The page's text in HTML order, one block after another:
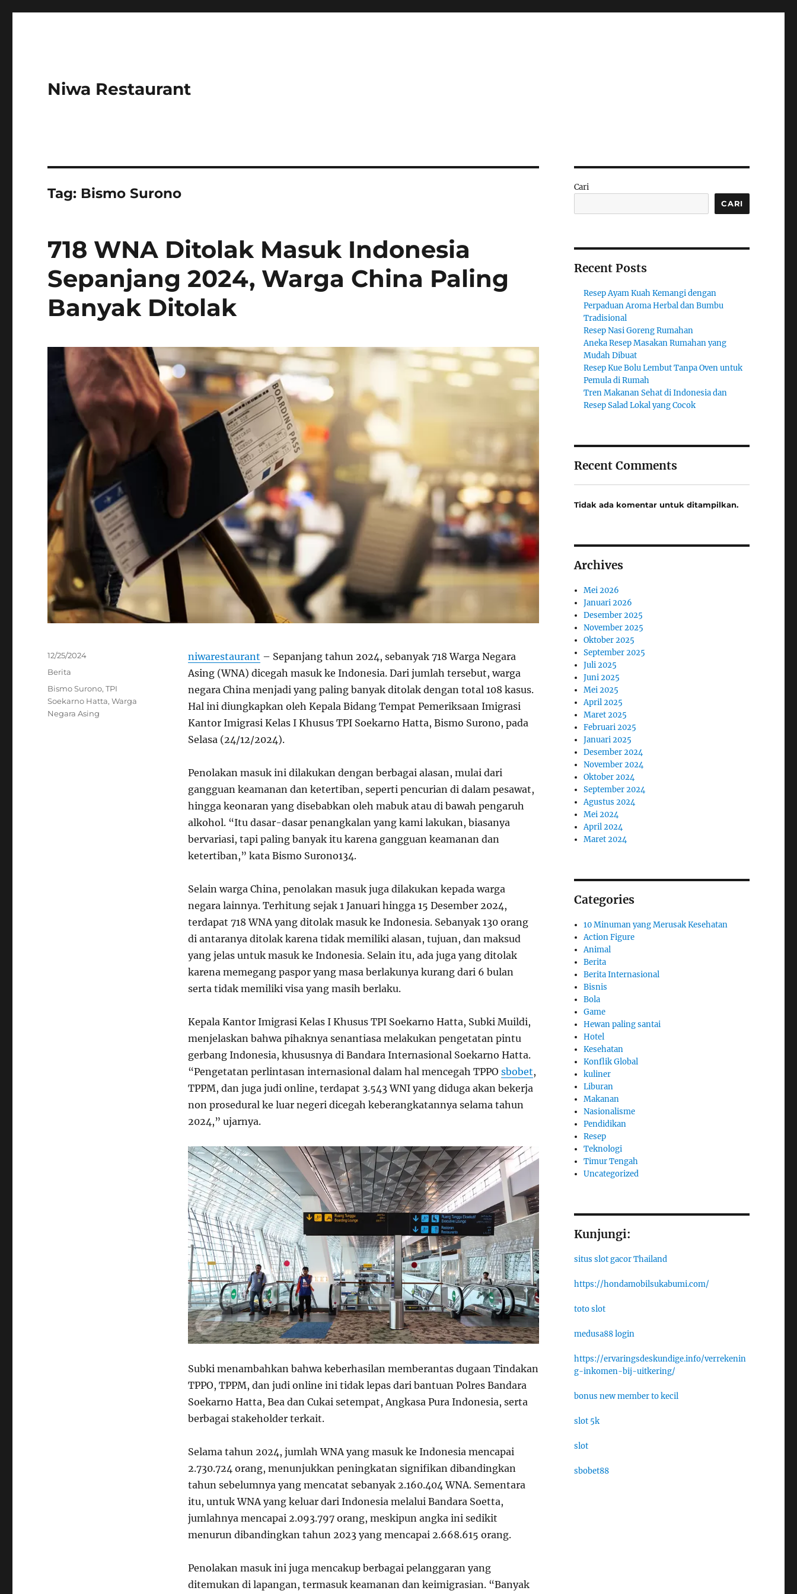
Niwa Restaurant
Tag: Bismo Surono
718 WNA Ditolak Masuk Indonesia
Sepanjang 2024, Warga China Paling
Banyak Ditolak
niwarestaurant – Sepanjang tahun 2024, sebanyak 718 Warga Negara
Asing (WNA) dicegah masuk ke Indonesia. Dari jumlah tersebut, warga
negara China menjadi yang paling banyak ditolak dengan total 108 kasus.
Hal ini diungkapkan oleh Kepala Bidang Tempat Pemeriksaan Imigrasi
Kantor Imigrasi Kelas I Khusus TPI Soekarno Hatta, Bismo Surono, pada
Selasa (24/12/2024).
Penolakan masuk ini dilakukan dengan berbagai alasan, mulai dari
gangguan keamanan dan ketertiban, seperti pencurian di dalam pesawat,
hingga keonaran yang disebabkan oleh mabuk atau di bawah pengaruh
alkohol. “Itu dasar-dasar penangkalan yang kami lakukan, biasanya
bervariasi, tapi paling banyak itu karena gangguan keamanan dan
ketertiban,” kata Bismo Surono134.
Selain warga China, penolakan masuk juga dilakukan kepada warga
negara lainnya. Terhitung sejak 1 Januari hingga 15 Desember 2024,
terdapat 718 WNA yang ditolak masuk ke Indonesia. Sebanyak 130 orang
di antaranya ditolak karena tidak memiliki alasan, tujuan, dan maksud
yang jelas untuk masuk ke Indonesia. Selain itu, ada juga yang ditolak
karena memegang paspor yang masa berlakunya kurang dari 6 bulan
serta tidak memiliki visa yang masih berlaku.
Kepala Kantor Imigrasi Kelas I Khusus TPI Soekarno Hatta, Subki Muildi,
menjelaskan bahwa pihaknya senantiasa melakukan pengetatan pintu
gerbang Indonesia, khususnya di Bandara Internasional Soekarno Hatta.
“Pengetatan perlintasan internasional dalam hal mencegah TPPO sbobet,
TPPM, dan juga judi online, terdapat 3.543 WNI yang diduga akan bekerja
non prosedural ke luar negeri dicegah keberangkatannya selama tahun
2024,” ujarnya.
Subki menambahkan bahwa keberhasilan memberantas dugaan Tindakan
TPPO, TPPM, dan judi online ini tidak lepas dari bantuan Polres Bandara
Soekarno Hatta, Bea dan Cukai setempat, Angkasa Pura Indonesia, serta
berbagai stakeholder terkait.
Selama tahun 2024, jumlah WNA yang masuk ke Indonesia mencapai
2.730.724 orang, menunjukkan peningkatan signifikan dibandingkan
tahun sebelumnya yang mencatat sebanyak 2.160.404 WNA. Sementara
itu, untuk WNA yang keluar dari Indonesia melalui Bandara Soetta,
jumlahnya mencapai 2.093.797 orang, meskipun angka ini sedikit
menurun dibandingkan tahun 2023 yang mencapai 2.668.615 orang.
Penolakan masuk ini juga mencakup berbagai pelanggaran yang
ditemukan di lapangan, termasuk keamanan dan keimigrasian. “Banyak
Posted
12/25/2024
Categories
Berita
Tags
Bismo Surono,TPI
Soekarno Hatta,Warga
Negara Asing
Cari
CARI
Recent Posts
Resep Ayam Kuah Kemangi dengan
Perpaduan Aroma Herbal dan Bumbu
Tradisional
Resep Nasi Goreng Rumahan
Aneka Resep Masakan Rumahan yang
Mudah Dibuat
Resep Kue Bolu Lembut Tanpa Oven untuk
Pemula di Rumah
Tren Makanan Sehat di Indonesia dan
Resep Salad Lokal yang Cocok
Recent Comments
Tidak ada komentar untuk ditampilkan.
Archives
Mei 2026
Januari 2026
Desember 2025
November 2025
Oktober 2025
September 2025
Juli 2025
Juni 2025
Mei 2025
April 2025
Maret 2025
Februari 2025
Januari 2025
Desember 2024
November 2024
Oktober 2024
September 2024
Agustus 2024
Mei 2024
April 2024
Maret 2024
Categories
10 Minuman yang Merusak Kesehatan
Action Figure
Animal
Berita
Berita Internasional
Bisnis
Bola
Game
Hewan paling santai
Hotel
Kesehatan
Konflik Global
kuliner
Liburan
Makanan
Nasionalisme
Pendidikan
Resep
Teknologi
Timur Tengah
Uncategorized
Kunjungi:
situs slot gacor Thailand
https://hondamobilsukabumi.com/
toto slot
medusa88 login
https://ervaringsdeskundige.info/verrekenin
g-inkomen-bij-uitkering/
bonus new member to kecil
slot 5k
slot
sbobet88